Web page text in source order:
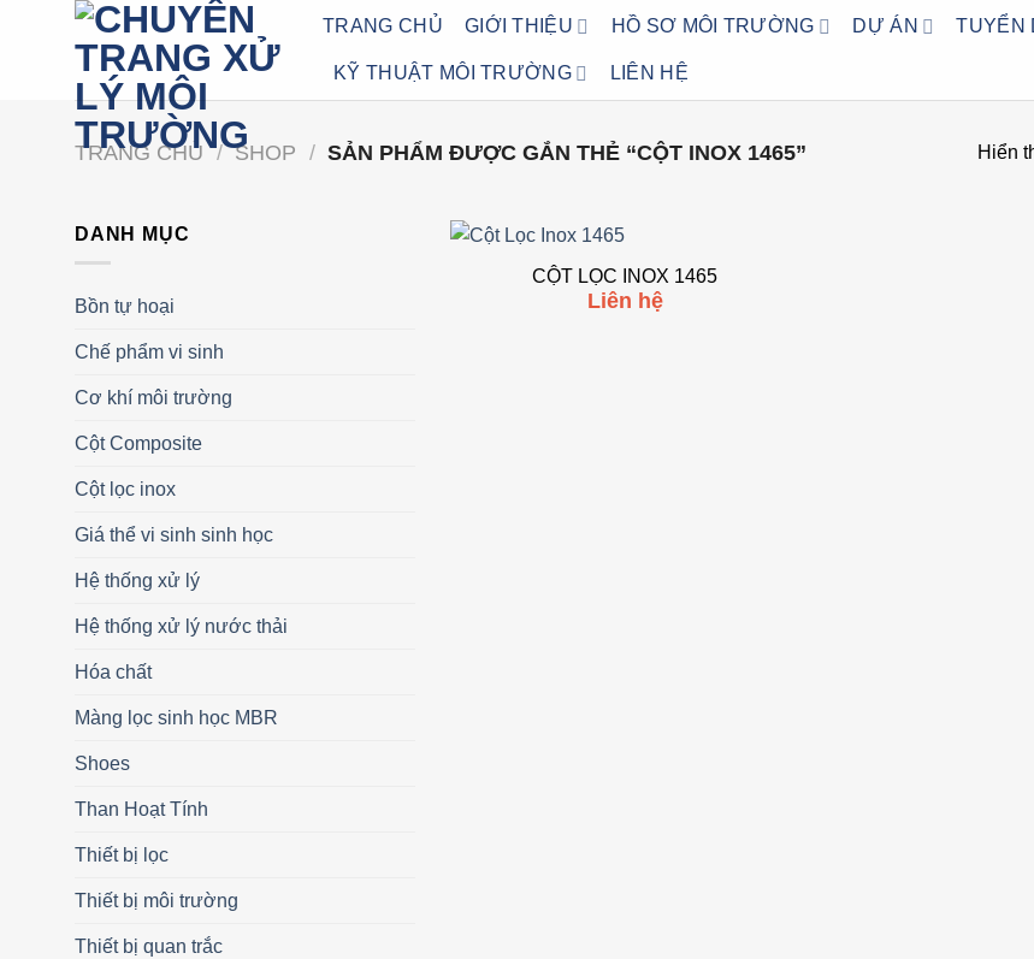
TRANG CHỦ GIỚI THIỆU HỒ SƠ MÔI TRƯỜNG DỰ ÁN TUYỂN
KỸ THUẬT MÔI TRƯỜNG LIÊN HỆ
TRANG CHỦ / SHOP / SẢN PHẨM ĐƯỢC GẮN THẺ “CỘT INOX 1465” Hiển
DANH MỤC
Bồn tự hoại
Chế phẩm vi sinh
Cơ khí môi trường
Cột Composite
Cột lọc inox
Giá thể vi sinh sinh học
Hệ thống xử lý
Hệ thống xử lý nước thải
Hóa chất
Màng lọc sinh học MBR
Shoes
Than Hoạt Tính
Thiết bị lọc
Thiết bị môi trường
Thiết bị quan trắc
CỘT LỌC INOX 1465
Liên hệ